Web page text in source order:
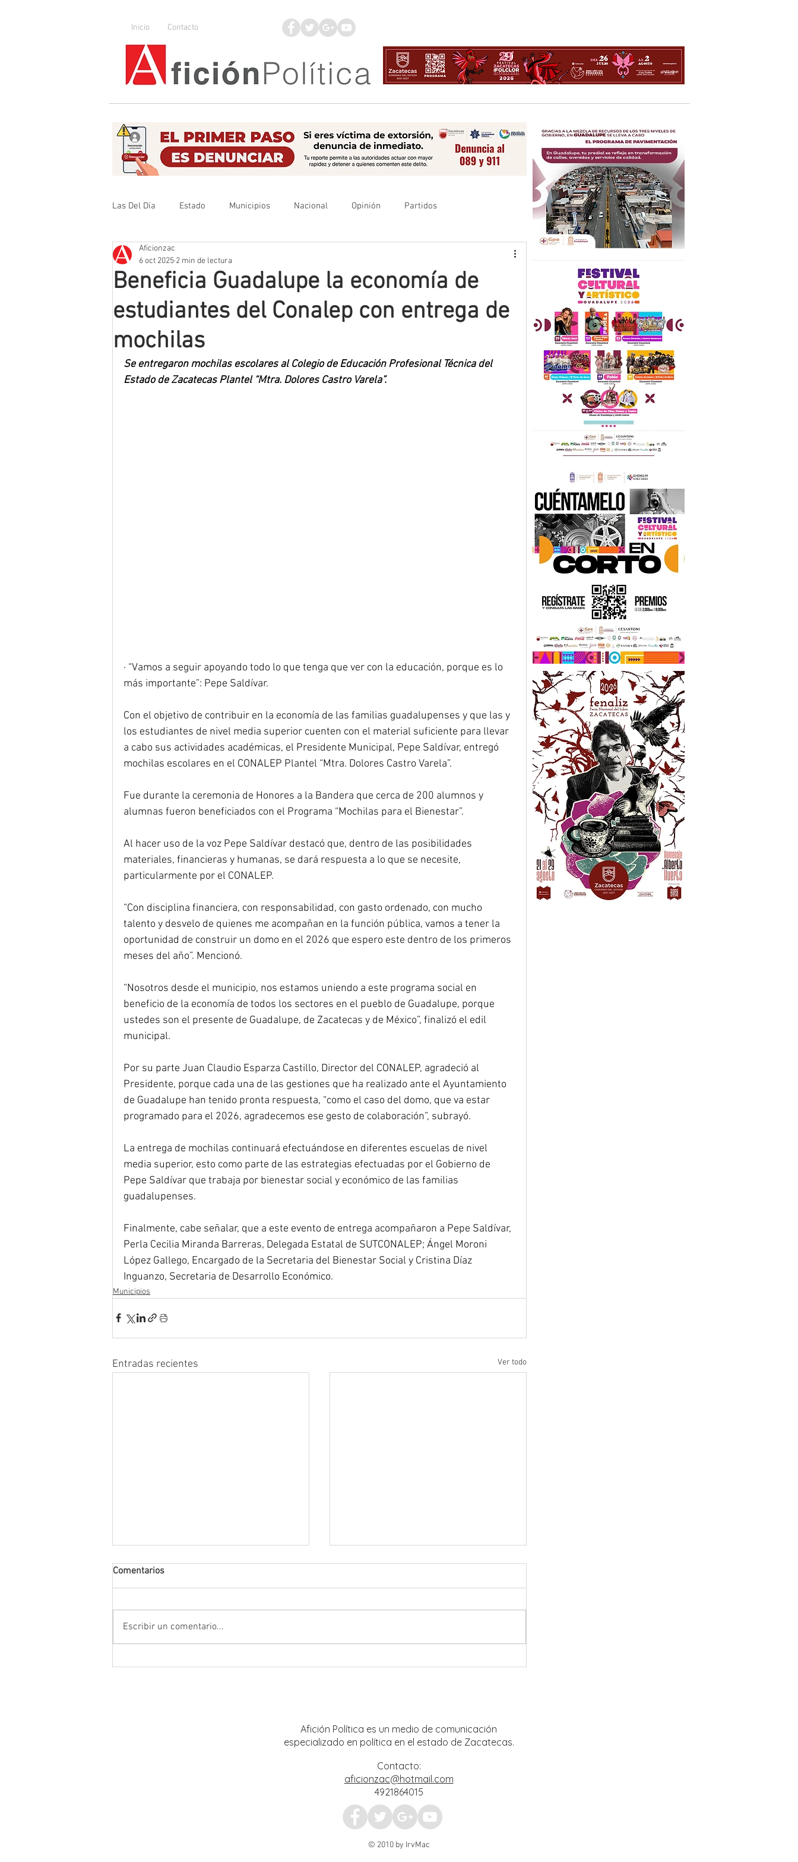
Inicio Contacto
Las Del Día Estado Municipios Nacional Opinión Partidos
Que no se olvide
Mineros LNBP
Beneficia Guadalupe la economía de
estudiantes del Conalep con entrega de
mochilas
Aficionzac
6 oct 2025 2 min de lectura
Se entregaron mochilas escolares al Colegio de Educación Profesional Técnica del
Estado de Zacatecas Plantel “Mtra. Dolores Castro Varela”.
· “Vamos a seguir apoyando todo lo que tenga que ver con la educación, porque es lo
más importante”: Pepe Saldívar.
Con el objetivo de contribuir en la economía de las familias guadalupenses y que las y
los estudiantes de nivel media superior cuenten con el material suficiente para llevar
a cabo sus actividades académicas, el Presidente Municipal, Pepe Saldívar, entregó
mochilas escolares en el CONALEP Plantel “Mtra. Dolores Castro Varela”.
Fue durante la ceremonia de Honores a la Bandera que cerca de 200 alumnos y
alumnas fueron beneficiados con el Programa “Mochilas para el Bienestar”.
Al hacer uso de la voz Pepe Saldívar destacó que, dentro de las posibilidades
materiales, financieras y humanas, se dará respuesta a lo que se necesite,
particularmente por el CONALEP.
“Con disciplina financiera, con responsabilidad, con gasto ordenado, con mucho
talento y desvelo de quienes me acompañan en la función pública, vamos a tener la
oportunidad de construir un domo en el 2026 que espero este dentro de los primeros
meses del año”. Mencionó.
“Nosotros desde el municipio, nos estamos uniendo a este programa social en
beneficio de la economía de todos los sectores en el pueblo de Guadalupe, porque
ustedes son el presente de Guadalupe, de Zacatecas y de México”, finalizó el edil
municipal.
Por su parte Juan Claudio Esparza Castillo, Director del CONALEP, agradeció al
Presidente, porque cada una de las gestiones que ha realizado ante el Ayuntamiento
de Guadalupe han tenido pronta respuesta, “como el caso del domo, que va estar
programado para el 2026, agradecemos ese gesto de colaboración”, subrayó.
La entrega de mochilas continuará efectuándose en diferentes escuelas de nivel
media superior, esto como parte de las estrategias efectuadas por el Gobierno de
Pepe Saldívar que trabaja por bienestar social y económico de las familias
guadalupenses.
Finalmente, cabe señalar, que a este evento de entrega acompañaron a Pepe Saldívar,
Perla Cecilia Miranda Barreras, Delegada Estatal de SUTCONALEP; Ángel Moroni
López Gallego, Encargado de la Secretaria del Bienestar Social y Cristina Díaz
Inguanzo, Secretaria de Desarrollo Económico.
Municipios
Entradas recientes Ver todo
Comentarios
Escribir un comentario...
Afición Política es un medio de comunicación
especializado en política en el estado de Zacatecas.
Contacto:
aficionzac@hotmail.com
4921864015
© 2010 by IrvMac